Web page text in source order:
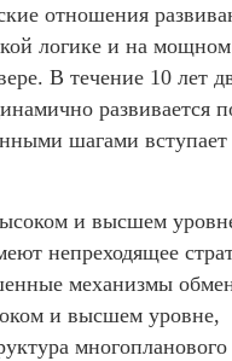
отношения
логике и на мощном
В течение 10 лет
развивается
шагами
и высшем
непреходящее
механизмы
и высшем уровне,
многопланового